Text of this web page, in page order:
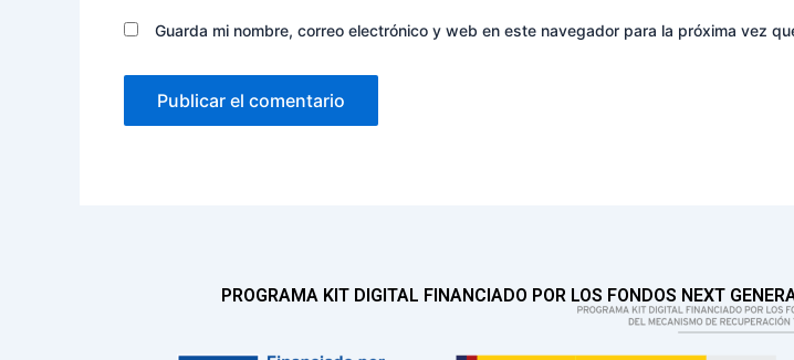
Guarda mi nombre, correo electrónico y web en este navegador para la próxima vez
PROGRAMA KIT DIGITAL FINANCIADO POR LOS FONDOS NEXT